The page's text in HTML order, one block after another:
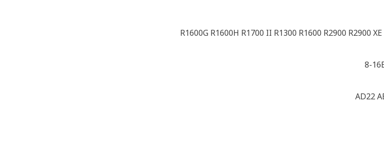
R1600G R1600H R1700 II R1300 R1600 R2900 R2900
8-
AD22